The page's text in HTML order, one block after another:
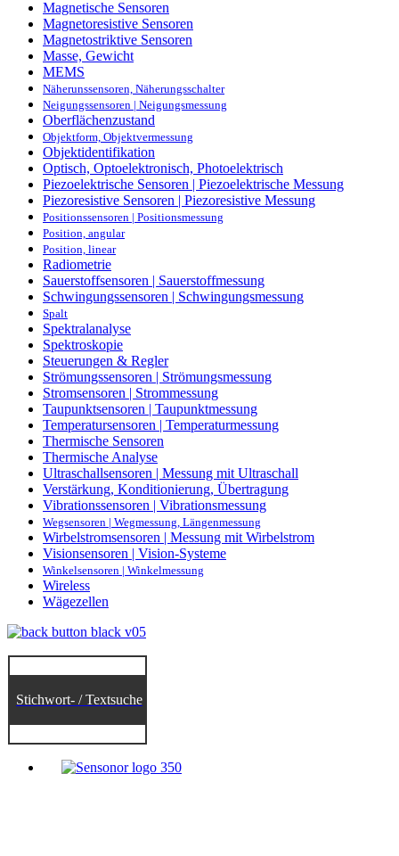
Magnetische Sensoren
Magnetoresistive Sensoren
Magnetostriktive Sensoren
Masse, Gewicht
MEMS
Näherunssensoren, Näherungsschalter
Neigungssensoren | Neigungsmessung
Oberflächenzustand
Objektform, Objektvermessung
Objektidentifikation
Optisch, Optoelektronisch, Photoelektrisch
Piezoelektrische Sensoren | Piezoelektrische Messung
Piezoresistive Sensoren | Piezoresistive Messung
Positionssensoren | Positionsmessung
Position, angular
Position, linear
Radiometrie
Sauerstoffsensoren | Sauerstoffmessung
Schwingungssensoren | Schwingungsmessung
Spalt
Spektralanalyse
Spektroskopie
Steuerungen & Regler
Strömungssensoren | Strömungsmessung
Stromsensoren | Strommessung
Taupunktsensoren | Taupunktmessung
Temperatursensoren | Temperaturmessung
Thermische Sensoren
Thermische Analyse
Ultraschallsensoren | Messung mit Ultraschall
Verstärkung, Konditionierung, Übertragung
Vibrationssensoren | Vibrationsmessung
Wegsensoren | Wegmessung, Längenmessung
Wirbelstromsensoren | Messung mit Wirbelstrom
Visionsensoren | Vision-Systeme
Winkelsensoren | Winkelmessung
Wireless
Wägezellen
Stichwort- / Textsuche